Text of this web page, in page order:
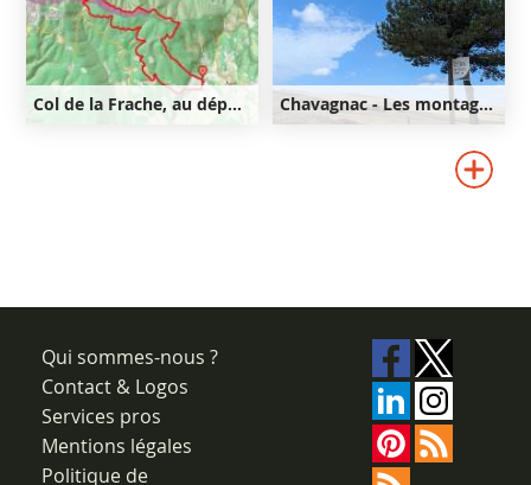
Col de la Frache, au départ d'Aurel
Chavagnac - Les montagnes de Ségur-les-Villas
Qui sommes-nous ?
Contact & Logos
Services pros
Mentions légales
Politique de